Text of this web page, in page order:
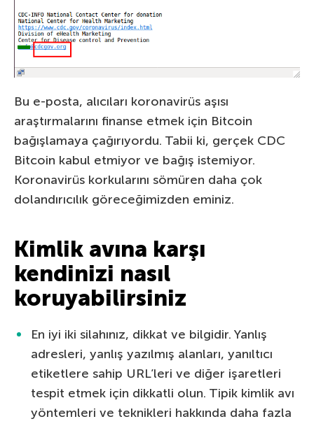
Bu e-posta, alıcıları koronavirüs aşısı
araştırmalarını finanse etmek için Bitcoin
bağışlamaya çağırıyordu. Tabii ki, gerçek CDC
Bitcoin kabul etmiyor ve bağış istemiyor.
Koronavirüs korkularını sömüren daha çok
dolandırıcılık göreceğimizden eminiz.
Kimlik avına karşı
kendinizi nasıl
koruyabilirsiniz
En iyi iki silahınız, dikkat ve bilgidir. Yanlış
adresleri, yanlış yazılmış alanları, yanıltıcı
etiketlere sahip URL’leri ve diğer işaretleri
tespit etmek için dikkatli olun. Tipik kimlik avı
yöntemleri ve teknikleri hakkında daha fazla